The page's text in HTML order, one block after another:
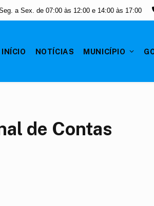
a Sex. de 07:00 às 12:00 e 14:00 às 17:00
INÍCIO NOTÍCIAS MUNICÍPIO
de Contas